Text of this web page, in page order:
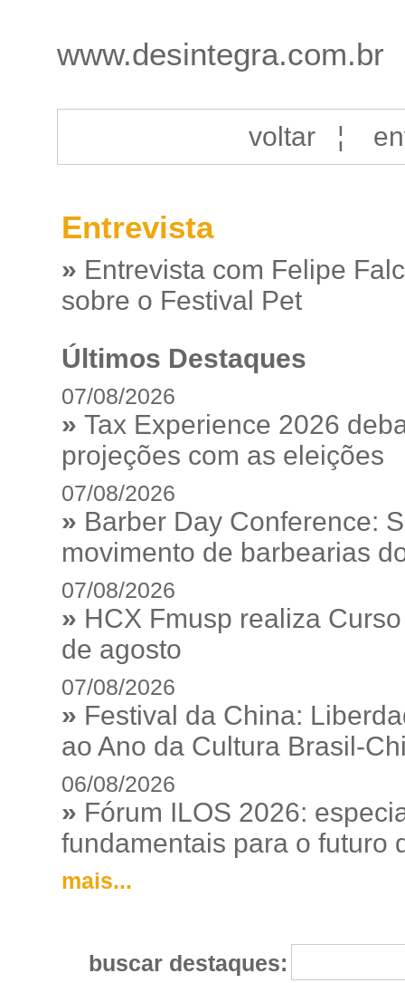
www.desintegra.com.br
voltar¦
Entrevista
» Entrevista com Felipe
sobre o Festival Pet
Últimos Destaques
07/08/2026
» Tax Experience 2026
projeções com as eleições
07/08/2026
» Barber Day Conference:
movimento de barbearias
07/08/2026
» HCX Fmusp realiza
de agosto
07/08/2026
» Festival da China:
ao Ano da Cultura Brasil-
06/08/2026
» Fórum ILOS 2026:
fundamentais para o futuro
mais...
buscar destaques: